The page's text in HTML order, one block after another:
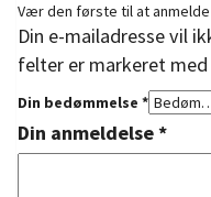
Vær den første til at
Din e-mailadresse vil
felter er markeret med
Din bedømmelse *
Din anmeldelse*